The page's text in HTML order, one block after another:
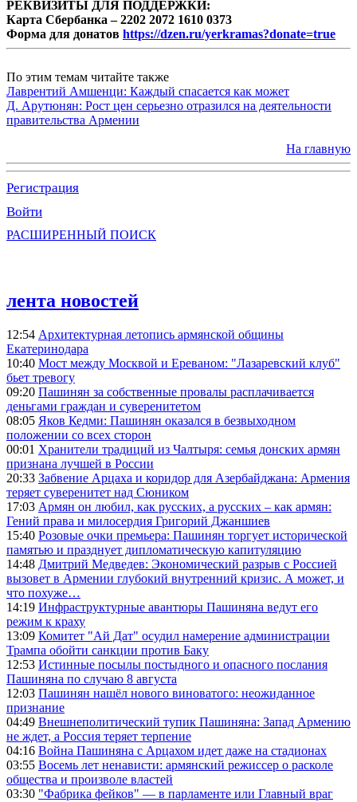
РЕКВИЗИТЫ ДЛЯ ПОДДЕРЖКИ:
Карта Сбербанка – 2202 2072 1610 0373
Форма для донатов https://dzen.ru/yerkramas?donate=true
По этим темам читайте также
Лаврентий Амшенци: Каждый спасается как может
Д. Арутюнян: Рост цен серьезно отразился на деятельности
правительства Армении
На главную
Регистрация
Войти
РАСШИРЕННЫЙ ПОИСК
лента новостей
12:54 Архитектурная летопись армянской общины
Екатеринодара
10:40 Мост между Москвой и Ереваном: "Лазаревский клуб"
бьет тревогу
09:20 Пашинян за собственные провалы расплачивается
деньгами граждан и суверенитетом
08:05 Яков Кедми: Пашинян оказался в безвыходном
положении со всех сторон
00:01 Хранители традиций из Чалтыря: семья донских армян
признана лучшей в России
20:33 Забвение Арцаха и коридор для Азербайджана: Армения
теряет суверенитет над Сюником
17:03 Армян он любил, как русских, а русских – как армян:
Гений права и милосердия Григорий Джаншиев
15:40 Розовые очки премьера: Пашинян торгует исторической
памятью и празднует дипломатическую капитуляцию
14:48 Дмитрий Медведев: Экономический разрыв с Россией
вызовет в Армении глубокий внутренний кризис. А может, и
что похуже…
14:19 Инфраструктурные авантюры Пашиняна ведут его
режим к краху
13:09 Комитет "Ай Дат" осудил намерение администрации
Трампа обойти санкции против Баку
12:53 Истинные посылы постыдного и опасного послания
Пашиняна по случаю 8 августа
12:03 Пашинян нашёл нового виноватого: неожиданное
признание
04:49 Внешнеполитический тупик Пашиняна: Запад Армению
не ждет, а Россия теряет терпение
04:16 Война Пашиняна с Арцахом идет даже на стадионах
03:55 Восемь лет ненависти: армянский режиссер о расколе
общества и произволе властей
03:30 "Фабрика фейков" — в парламенте или Главный враг